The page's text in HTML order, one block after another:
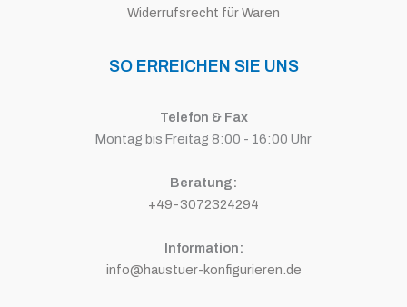
Widerrufsrecht für Waren
SO ERREICHEN SIE UNS
Telefon & Fax
Montag bis Freitag 8:00 - 16:00 Uhr
Beratung:
+49-3072324294
Information:
info@haustuer-konfigurieren.de